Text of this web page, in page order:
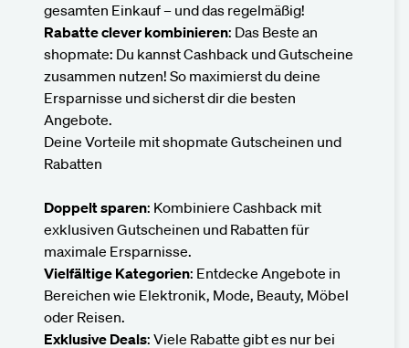
gesamten Einkauf – und das regelmäßig!
Rabatte clever kombinieren: Das Beste an
shopmate: Du kannst Cashback und Gutscheine
zusammen nutzen! So maximierst du deine
Ersparnisse und sicherst dir die besten
Angebote.
Deine Vorteile mit shopmate Gutscheinen und
Rabatten
Doppelt sparen: Kombiniere Cashback mit
exklusiven Gutscheinen und Rabatten für
maximale Ersparnisse.
Vielfältige Kategorien: Entdecke Angebote in
Bereichen wie Elektronik, Mode, Beauty, Möbel
oder Reisen.
Exklusive Deals: Viele Rabatte gibt es nur bei